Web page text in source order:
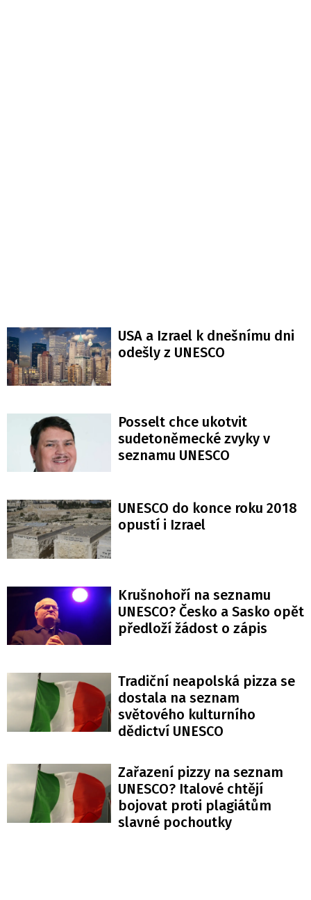
USA a Izrael k dnešnímu dni
odešly z UNESCO
Posselt chce ukotvit
sudetoněmecké zvyky v
seznamu UNESCO
UNESCO do konce roku 2018
opustí i Izrael
Krušnohoří na seznamu
UNESCO? Česko a Sasko opět
předloží žádost o zápis
Tradiční neapolská pizza se
dostala na seznam
světového kulturního
dědictví UNESCO
Zařazení pizzy na seznam
UNESCO? Italové chtějí
bojovat proti plagiátům
slavné pochoutky